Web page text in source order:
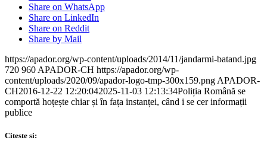
Share on WhatsApp
Share on LinkedIn
Share on Reddit
Share by Mail
https://apador.org/wp-content/uploads/2014/11/jandarmi-batand.jpg
720 960 APADOR-CH https://apador.org/wp-
content/uploads/2020/09/apador-logo-tmp-300x159.png APADOR-
CH2016-12-22 12:20:042025-11-03 12:13:34Poliția Română se
comportă hoțește chiar și în fața instanței, când i se cer informații
publice
Citeste si: